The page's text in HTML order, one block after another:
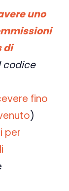
uno
di
codice
fino
)
per